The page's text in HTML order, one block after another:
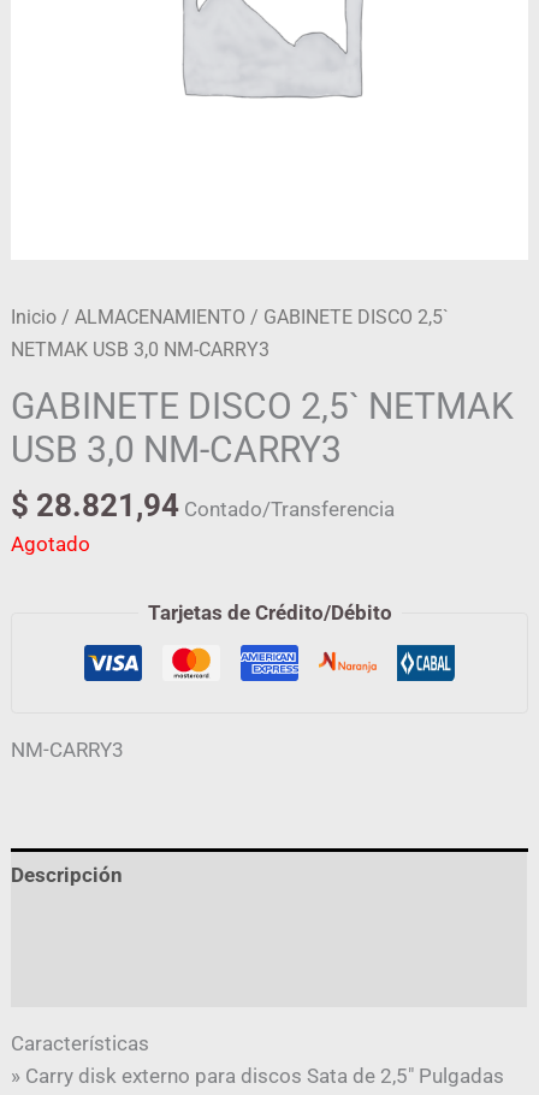
Inicio /ALMACENAMIENTO / GABINETE DISCO 2,5`
NETMAK USB 3,0 NM-CARRY3
GABINETE DISCO 2,5` NETMAK
USB 3,0 NM-CARRY3
$ 28.821,94 Contado/Transferencia
Agotado
Tarjetas de Crédito/Débito
NM-CARRY3
Descripción
Características
» Carry disk externo para discos Sata de 2,5″ Pulgadas